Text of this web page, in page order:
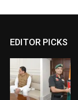
EDITOR PICKS